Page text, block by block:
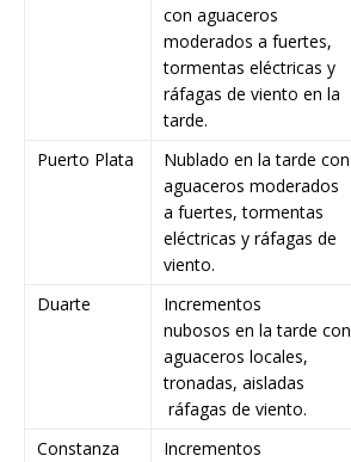
con aguaceros
moderados a fuertes,
tormentas eléctricas y
ráfagas de viento en la
tarde.
Puerto Plata
Nublado en la tarde con
aguaceros moderados
a fuertes, tormentas
eléctricas y ráfagas de
viento.
Duarte
Incrementos
nubosos en la tarde con
aguaceros locales,
tronadas, aisladas
ráfagas de viento.
Constanza
Incrementos